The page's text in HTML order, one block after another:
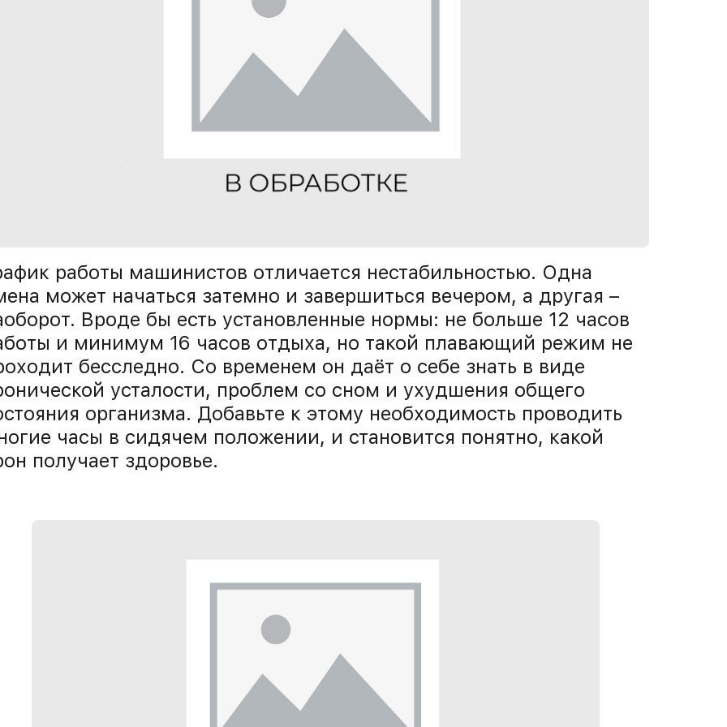
работы машинистов отличается нестабильностью. Одна
может начаться затемно и завершиться вечером, а другая –
Вроде бы есть установленные нормы: не больше 12 часов
и минимум 16 часов отдыха, но такой плавающий режим не
бесследно. Со временем он даёт о себе знать в виде
усталости, проблем со сном и ухудшения общего
организма. Добавьте к этому необходимость проводить
часы в сидячем положении, и становится понятно, какой
получает здоровье.